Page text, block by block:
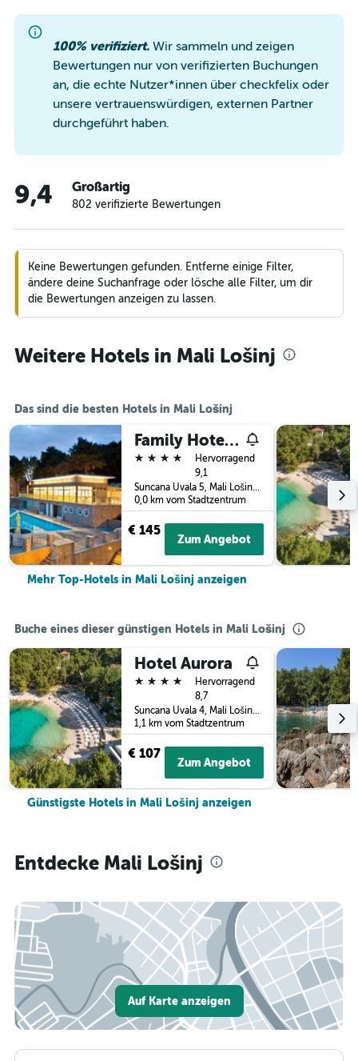
100% verifiziert. Wir sammeln und zeigen
Bewertungen nur von verifizierten Buchungen
an, die echte Nutzer*innen über checkfelix oder
unsere vertrauenswürdigen, externen Partner
durchgeführt haben.
9,4 Großartig
802 verifizierte Bewertungen
Keine Bewertungen gefunden. Entferne einige Filter,
ändere deine Suchanfrage oder lösche alle Filter, um dir
die Bewertungen anzeigen zu lassen.
Weitere Hotels in Mali Lošinj
Das sind die besten Hotels in Mali Lošinj
Family Hotel Vespera
4 Sterne
Hervorragend
9,1
Suncana Uvala 5, Mali Lošinj, Kroatien
0,0 km vom Stadtzentrum
€ 145
Zum Angebot
Mehr Top-Hotels in Mali Lošinj anzeigen
Buche eines dieser günstigen Hotels in Mali Lošinj
Hotel Aurora
4 Sterne
Hervorragend
8,7
Suncana Uvala 4, Mali Lošinj, Kroatien
1,1 km vom Stadtzentrum
€ 107
Zum Angebot
Günstigste Hotels in Mali Lošinj anzeigen
Entdecke Mali Lošinj
Auf Karte anzeigen